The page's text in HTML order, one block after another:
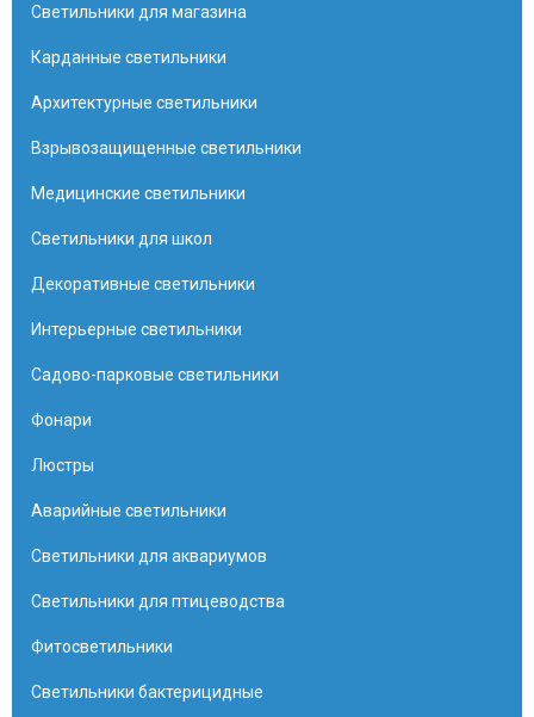
Светильники для магазина
Карданные светильники
Архитектурные светильники
Взрывозащищенные светильники
Медицинские светильники
Светильники для школ
Декоративные светильники
Интерьерные светильники
Садово-парковые светильники
Фонари
Люстры
Аварийные светильники
Светильники для аквариумов
Светильники для птицеводства
Фитосветильники
Светильники бактерицидные